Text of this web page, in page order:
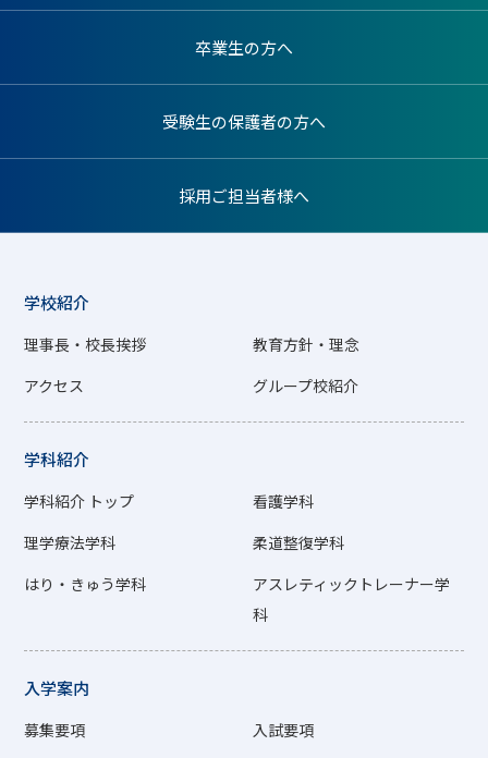
卒業生の方へ
受験生の保護者の方へ
採用ご担当者様へ
学校紹介
理事長・校長挨拶
教育方針・理念
アクセス
グループ校紹介
学科紹介
学科紹介 トップ
看護学科
理学療法学科
柔道整復学科
はり・きゅう学科
アスレティックトレーナー学
科
入学案内
募集要項
入試要項